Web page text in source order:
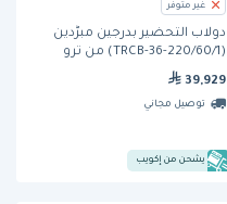
غير متوفر
دولاب التحضير بدرجين مبرَّدين
(TRCB-36-220/60/1) من ترو
39,929
توصيل مجاني
يشحن من إكويب